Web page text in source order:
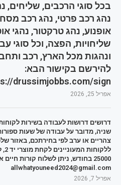
בכל סוגי הרכבים, שליחים,
נהג רכב פרטי, נהג רכב
אופנוע, נהג טרקטור, נהגי
שליחויות, הפצה, וכל סוגי
ונהגות מכל הארץ, רכב
להירשם בקישור הבא:
drussimjobbs.com/sign/
אפריל 25, 2026
שניה, מדובר על עבודה של שעות
צהריים או ערב לפי בחירתכם, באזור
25000 בחודש, ניתן לשלוח קורות
allwhatyouneed2024@gmail.com
אפריל 7, 2026